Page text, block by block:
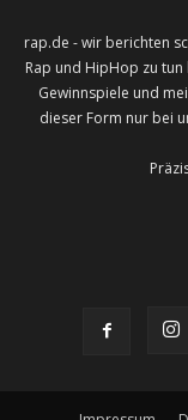
rap.de - wir berichten
Rap und HipHop zu tun
Gewinnspiele und
dieser Form nur bei